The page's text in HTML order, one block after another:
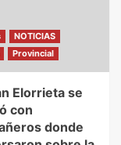
NOTICIAS
Provincial
Elorrieta se
con
donde